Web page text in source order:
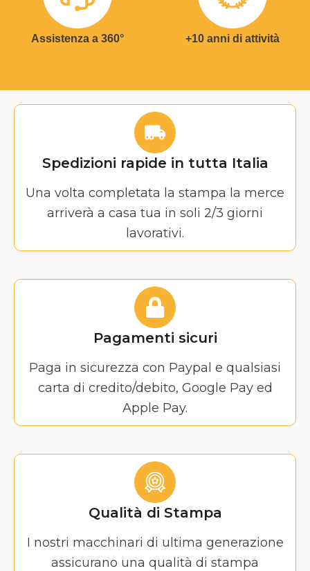
Assistenza a 360° +10 anni di attività
Spedizioni rapide in tutta Italia
Una volta completata la stampa la merce
arriverà a casa tua in soli 2/3 giorni
lavorativi.
Pagamenti sicuri
Paga in sicurezza con Paypal e qualsiasi
carta di credito/debito, Google Pay ed
Apple Pay.
Qualità di Stampa
I nostri macchinari di ultima generazione
assicurano una qualità di stampa